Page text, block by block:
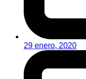
29 enero, 2020